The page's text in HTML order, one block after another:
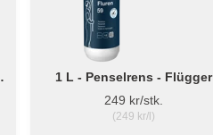
1 L - Penselrens - Flügger
Fluren 59
249 kr/stk.
(249 kr/l)